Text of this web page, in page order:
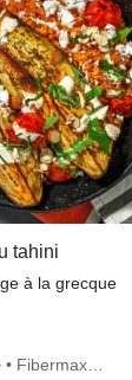
tahini
à la grecque